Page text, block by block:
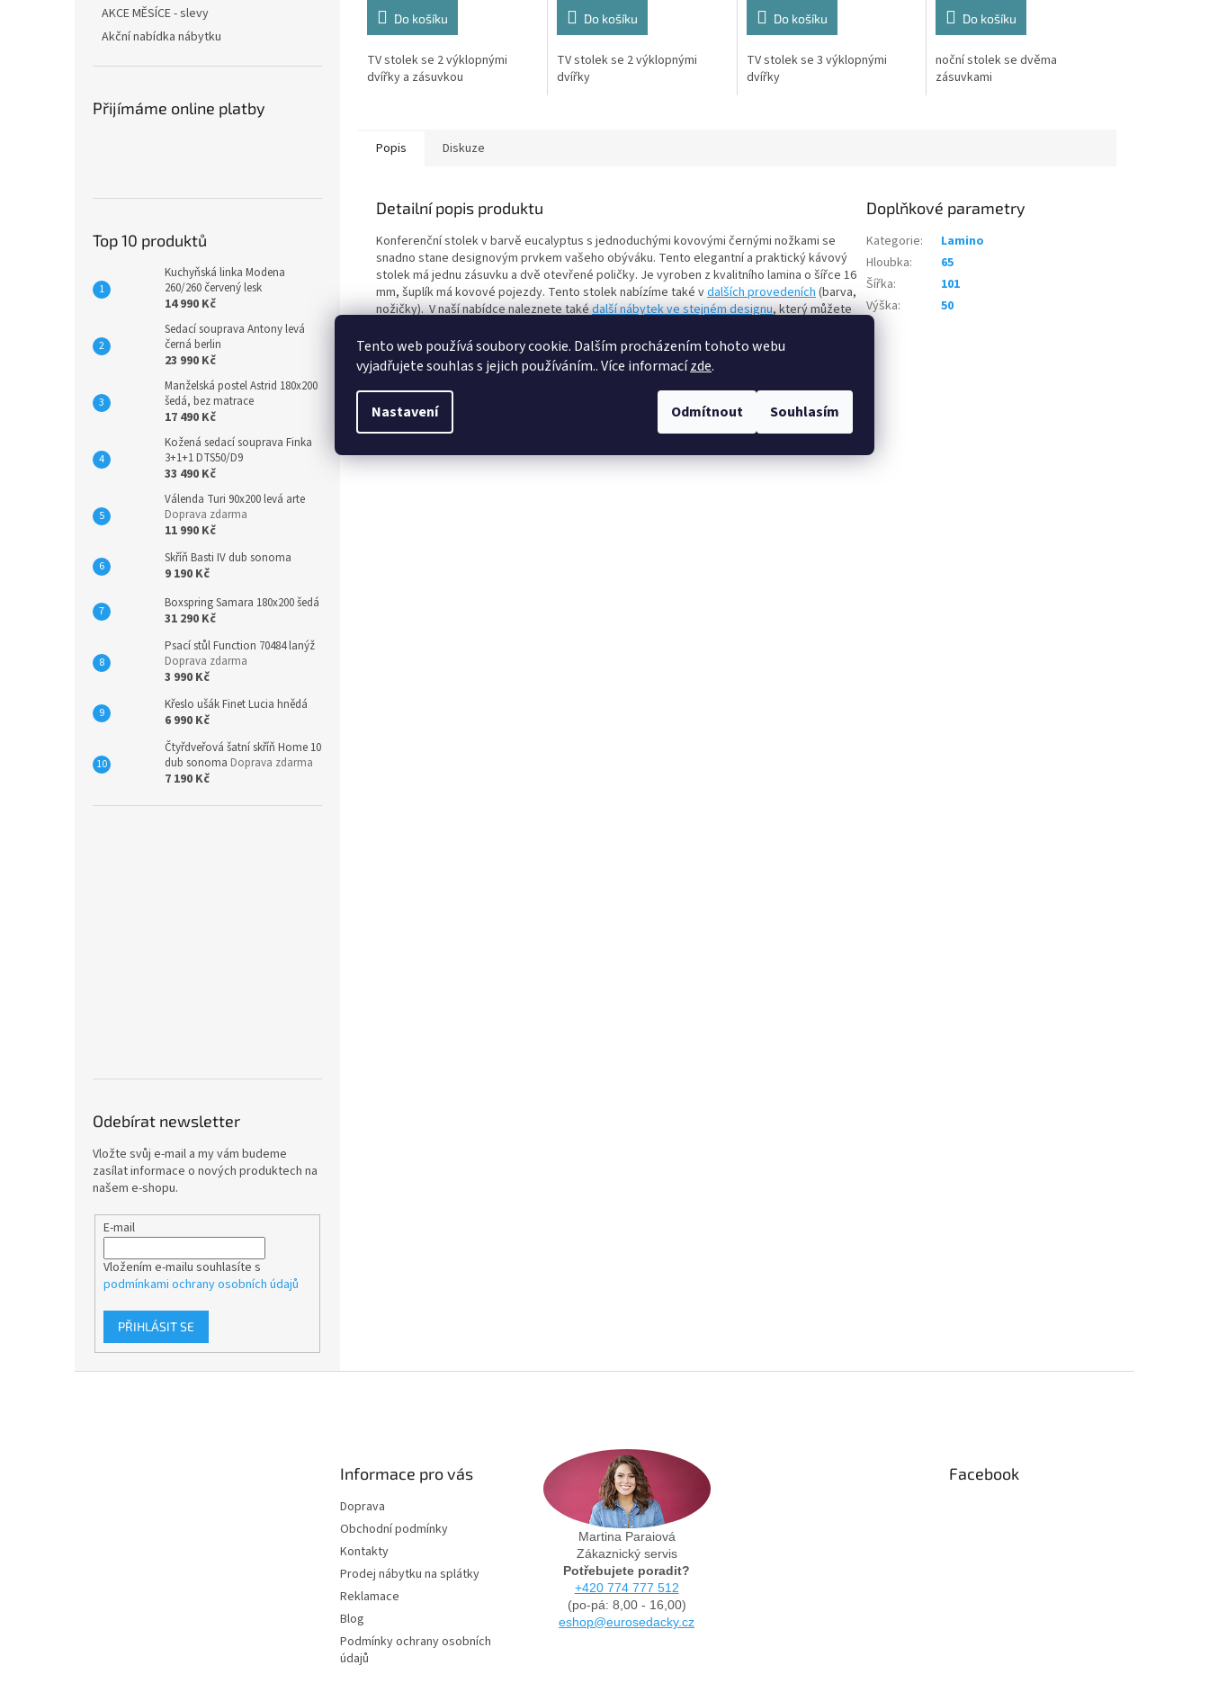
Tento web používá soubory cookie. Dalším procházením tohoto webu
vyjadřujete souhlas s jejich používáním.. Více informacízde.
Nastavení Odmítnout Souhlasím
AKCE MĚSÍCE - slevy
Akční nabídka nábytku
Přijímáme online platby
Top 10 produktů
Kuchyňská linka Modena
260/260 červený lesk
14 990 Kč
Sedací souprava Antony levá
černá berlin
23 990 Kč
Manželská postel Astrid 180x200
šedá, bez matrace
17 490 Kč
Kožená sedací souprava Finka
3+1+1 DTS50/D9
33 490 Kč
Válenda Turi 90x200 levá arte
Doprava zdarma
11 990 Kč
Skříň Basti IV dub sonoma
9 190 Kč
Boxspring Samara 180x200 šedá
31 290 Kč
Psací stůl Function 70484 lanýž
Doprava zdarma
3 990 Kč
Křeslo ušák Finet Lucia hnědá
6 990 Kč
Čtyřdveřová šatní skříň Home 10
dub sonoma Doprava zdarma
7 190 Kč
Odebírat newsletter
Vložte svůj e-mail a my vám budeme
zasílat informace o nových produktech na
našem e-shopu.
E-mail
Vložením e-mailu souhlasíte s
podmínkami ochrany osobních údajů
PŘIHLÁSIT SE
Do košíku
TV stolek se 2 výklopnými
dvířky a zásuvkou
Do košíku
TV stolek se 2 výklopnými
dvířky
Do košíku
TV stolek se 3 výklopnými
dvířky
Do košíku
noční stolek se dvěma
zásuvkami
Popis Diskuze
Detailní popis produktu
Konferenční stolek v barvě eucalyptus s jednoduchými kovovými černými nožkami se
snadno stane designovým prvkem vašeho obýváku. Tento elegantní a praktický kávový
stolek má jednu zásuvku a dvě otevřené poličky. Je vyroben z kvalitního lamina o šířce 16
mm, šuplík má kovové pojezdy. Tento stolek nabízíme také vdalších provedeních(barva,
nožičky). V naší nabídce naleznete takédalší nábytek ve stejném designu, který můžete
demontu se schematickým návodem k montáži.
Rozměry:
Šířka: 100,2 cm
Výška: 50 cm
Doplňkové parametry
Kategorie:
Lamino
Hloubka:
65
Šířka:
101
Výška: 50
Informace pro vás
Doprava
Obchodní podmínky
Kontakty
Prodej nábytku na splátky
Reklamace
Blog
Podmínky ochrany osobních
údajů
Martina Paraiová
Zákaznický servis
Potřebujete poradit?
+420 774 777 512
(po-pá: 8,00 - 16,00)
eshop@eurosedacky.cz
Facebook